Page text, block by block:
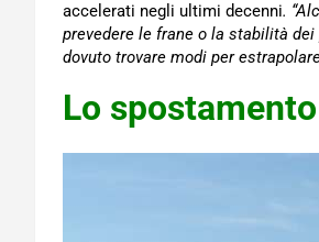
accelerati negli ultimi decenni.
prevedere le frane o la stabilità
dovuto trovare modi per
Lo